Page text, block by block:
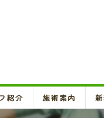
紹介 施術案内